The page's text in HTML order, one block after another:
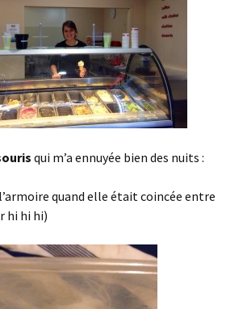
qui m’a ennuyée bien des nuits :
quand elle était coincée entre
hi hi hi)